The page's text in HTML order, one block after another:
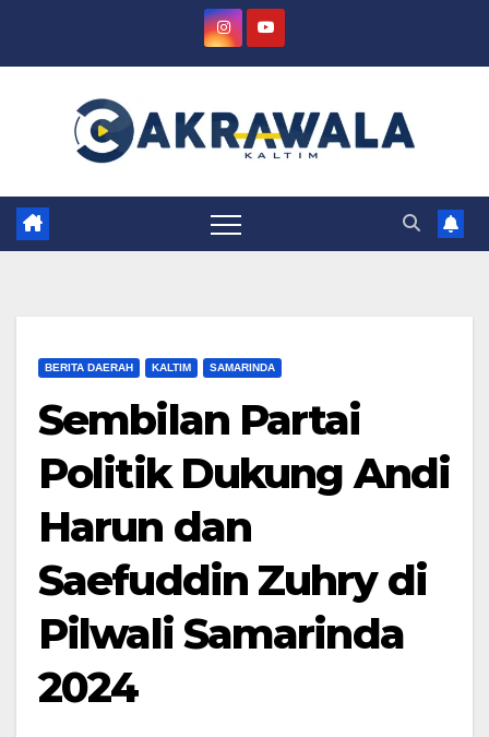
BERITA DAERAH KALTIM SAMARINDA
Sembilan Partai
Politik Dukung Andi
Harun dan
Saefuddin Zuhry di
Pilwali Samarinda
2024